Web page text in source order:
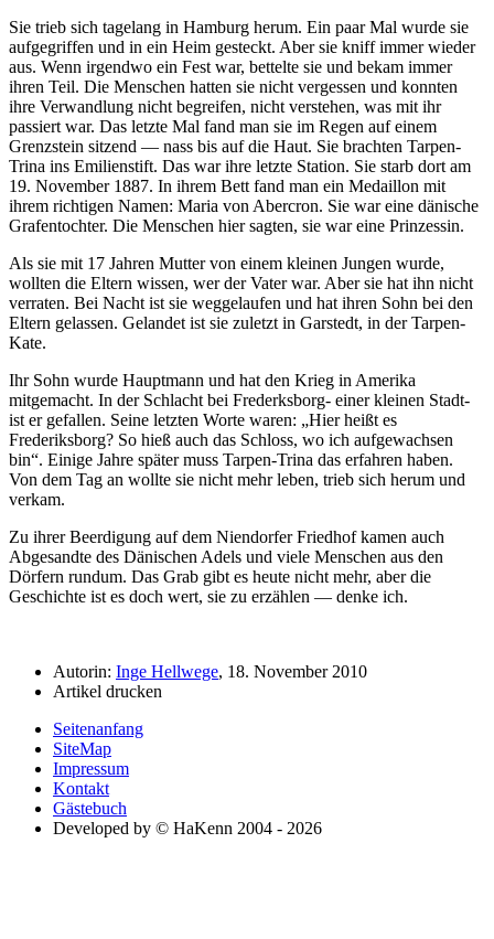
Sie trieb sich tagelang in Hamburg herum. Ein paar Mal wurde sie
aufgegriffen und in ein Heim gesteckt. Aber sie kniff immer wieder
aus. Wenn irgendwo ein Fest war, bettelte sie und bekam immer
ihren Teil. Die Menschen hatten sie nicht vergessen und konnten
ihre Verwandlung nicht begreifen, nicht verstehen, was mit ihr
passiert war. Das letzte Mal fand man sie im Regen auf einem
Grenzstein sitzend — nass bis auf die Haut. Sie brachten Tarpen-
Trina ins Emilienstift. Das war ihre letzte Station. Sie starb dort am
19. November 1887. In ihrem Bett fand man ein Medaillon mit
ihrem richtigen Namen: Maria von Abercron. Sie war eine dänische
Grafentochter. Die Menschen hier sagten, sie war eine Prinzessin.
Als sie mit 17 Jahren Mutter von einem kleinen Jungen wurde,
wollten die Eltern wissen, wer der Vater war. Aber sie hat ihn nicht
verraten. Bei Nacht ist sie weggelaufen und hat ihren Sohn bei den
Eltern gelassen. Gelandet ist sie zuletzt in Garstedt, in der Tarpen-
Kate.
Ihr Sohn wurde Hauptmann und hat den Krieg in Amerika
mitgemacht. In der Schlacht bei Frederksborg- einer kleinen Stadt-
ist er gefallen. Seine letzten Worte waren:
Hier heißt es
Frederiksborg? So hieß auch das Schloss, wo ich aufgewachsen
bin . Einige Jahre später muss Tarpen-Trina das erfahren haben.
Von dem Tag an wollte sie nicht mehr leben, trieb sich herum und
verkam.
Zu ihrer Beerdigung auf dem Niendorfer Friedhof kamen auch
Abgesandte des Dänischen Adels und viele Menschen aus den
Dörfern rundum. Das Grab gibt es heute nicht mehr, aber die
Geschichte ist es doch wert, sie zu erzählen — denke ich.
Autorin: Inge Hellwege, 18. November 2010
Artikel drucken
Seitenanfang
SiteMap
Impressum
Kontakt
Gästebuch
Developed by © HaKenn 2004 - 2026